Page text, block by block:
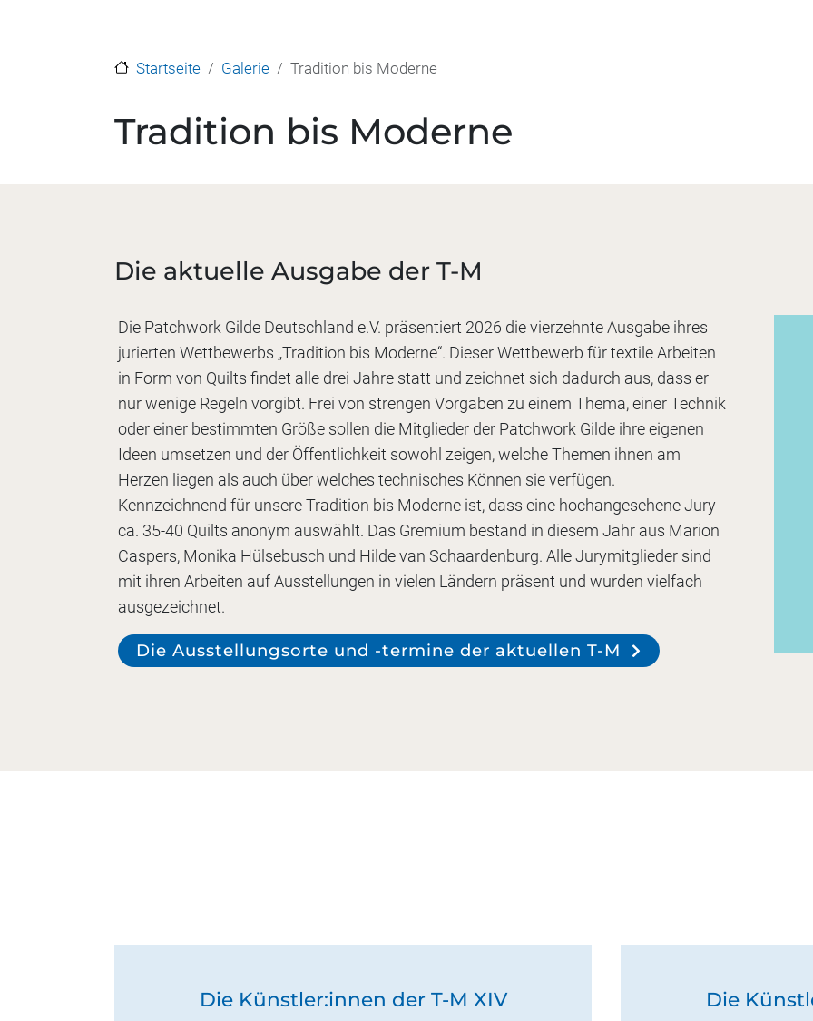
Startseite Galerie Tradition bis Moderne
Tradition bis Moderne
Die aktuelle Ausgabe der T-M
Die Patchwork Gilde Deutschland e.V. präsentiert 2026 die vierzehnte Ausgabe ihres
jurierten Wettbewerbs „Tradition bis Moderne“. Dieser Wettbewerb für textile Arbeiten
in Form von Quilts findet alle drei Jahre statt und zeichnet sich dadurch aus, dass er
nur wenige Regeln vorgibt. Frei von strengen Vorgaben zu einem Thema, einer Technik
oder einer bestimmten Größe sollen die Mitglieder der Patchwork Gilde ihre eigenen
Ideen umsetzen und der Öffentlichkeit sowohl zeigen, welche Themen ihnen am
Herzen liegen als auch über welches technisches Können sie verfügen.
Kennzeichnend für unsere Tradition bis Moderne ist, dass eine hochangesehene Jury
ca. 35-40 Quilts anonym auswählt. Das Gremium bestand in diesem Jahr aus Marion
Caspers, Monika Hülsebusch und Hilde van Schaardenburg. Alle Jurymitglieder sind
mit ihren Arbeiten auf Ausstellungen in vielen Ländern präsent und wurden vielfach
ausgezeichnet.
Die Ausstellungsorte und -termine der aktuellen T-M
Die Künstler:innen der T-M XIV Die